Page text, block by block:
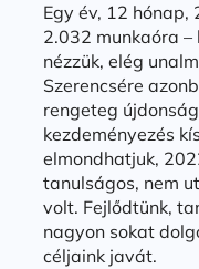
Egy év, 12 hónap,
2.032 munkaóra
nézzük, elég
Szerencsére
rengeteg
kezdeményezés
elmondhatjuk,
tanulságos, nem
volt. Fejlődtünk,
nagyon sokat
céljaink javát.